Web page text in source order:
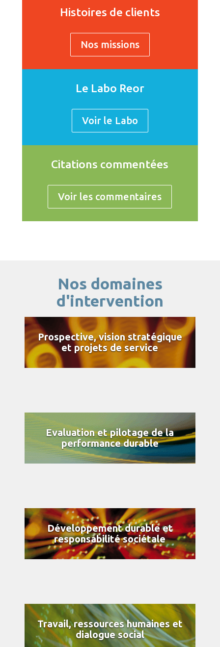
Histoires de clients
Nos missions
Le Labo Reor
Voir le Labo
Citations commentées
Voir les commentaires
Nos domaines
d'intervention
Prospective, vision stratégique
et projets de service
Evaluation et pilotage de la
performance durable
Développement durable et
responsabilité sociétale
Travail, ressources humaines et
dialogue social